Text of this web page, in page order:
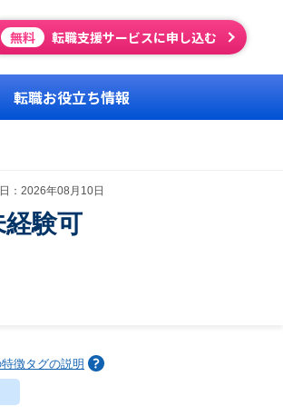
無料 転職支援サービスに申し込む
転職お役立ち情報
：2026年08月10日
験可
徴タグの説明